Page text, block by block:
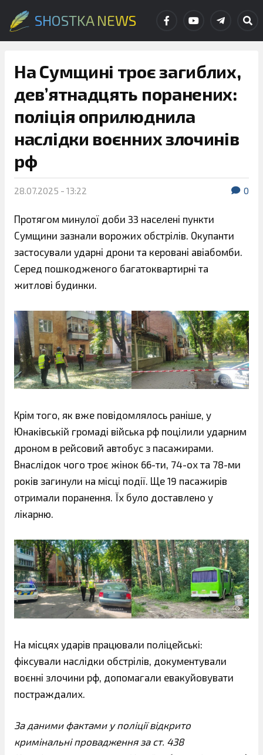
SHOSTKA NEWS
На Сумщині троє загиблих,
дев’ятнадцять поранених:
поліція оприлюднила
наслідки воєнних злочинів
рф
28.07.2025 - 13:22 0
Протягом минулої доби 33 населені пункти
Сумщини зазнали ворожих обстрілів. Окупанти
застосували ударні дрони та керовані авіабомби.
Серед пошкодженого багатоквартирні та
житлові будинки.
Крім того, як вже повідомлялось раніше, у
Юнаківській громаді війська рф поцілили ударним
дроном в рейсовий автобус з пасажирами.
Внаслідок чого троє жінок 66-ти, 74-ох та 78-ми
років загинули на місці події. Ще 19 пасажирів
отримали поранення. Їх було доставлено у
лікарню.
На місцях ударів працювали поліцейські:
фіксували наслідки обстрілів, документували
воєнні злочини рф, допомагали евакуйовувати
постраждалих.
За даними фактами у поліції відкрито
кримінальні провадження за ст. 438